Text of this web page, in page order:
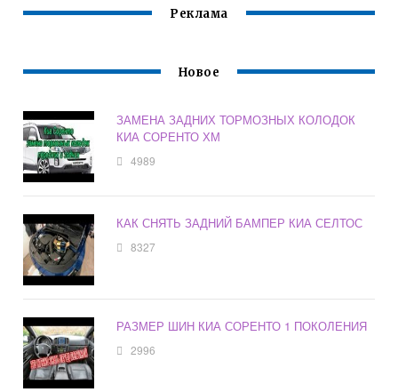
Реклама
Новое
ЗАМЕНА ЗАДНИХ ТОРМОЗНЫХ КОЛОДОК
КИА СОРЕНТО ХМ
4989
КАК СНЯТЬ ЗАДНИЙ БАМПЕР КИА СЕЛТОС
8327
РАЗМЕР ШИН КИА СОРЕНТО 1 ПОКОЛЕНИЯ
2996